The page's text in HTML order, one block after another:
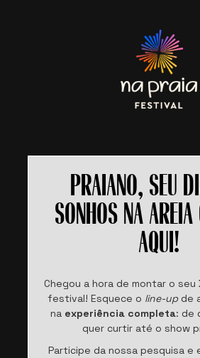
PRAIANO, SEU
SONHOS NA
AQUI!
Chegou a hora de montar o seu
festival! Esquece o line-upde
na experiência completa: de
quer curtir até o show
Participe da nossa pesquisa e